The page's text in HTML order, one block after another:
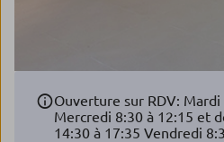
Ouverture sur RDV: Mardi
Mercredi 8:30 à 12:15 et
14:30 à 17:35 Vendredi